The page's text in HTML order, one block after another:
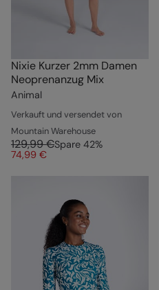
Nixie Kurzer 2mm Damen
Neoprenanzug Mix
Animal
Verkauft und versendet von
Mountain Warehouse
129,99 €Spare 42%
74,99 €